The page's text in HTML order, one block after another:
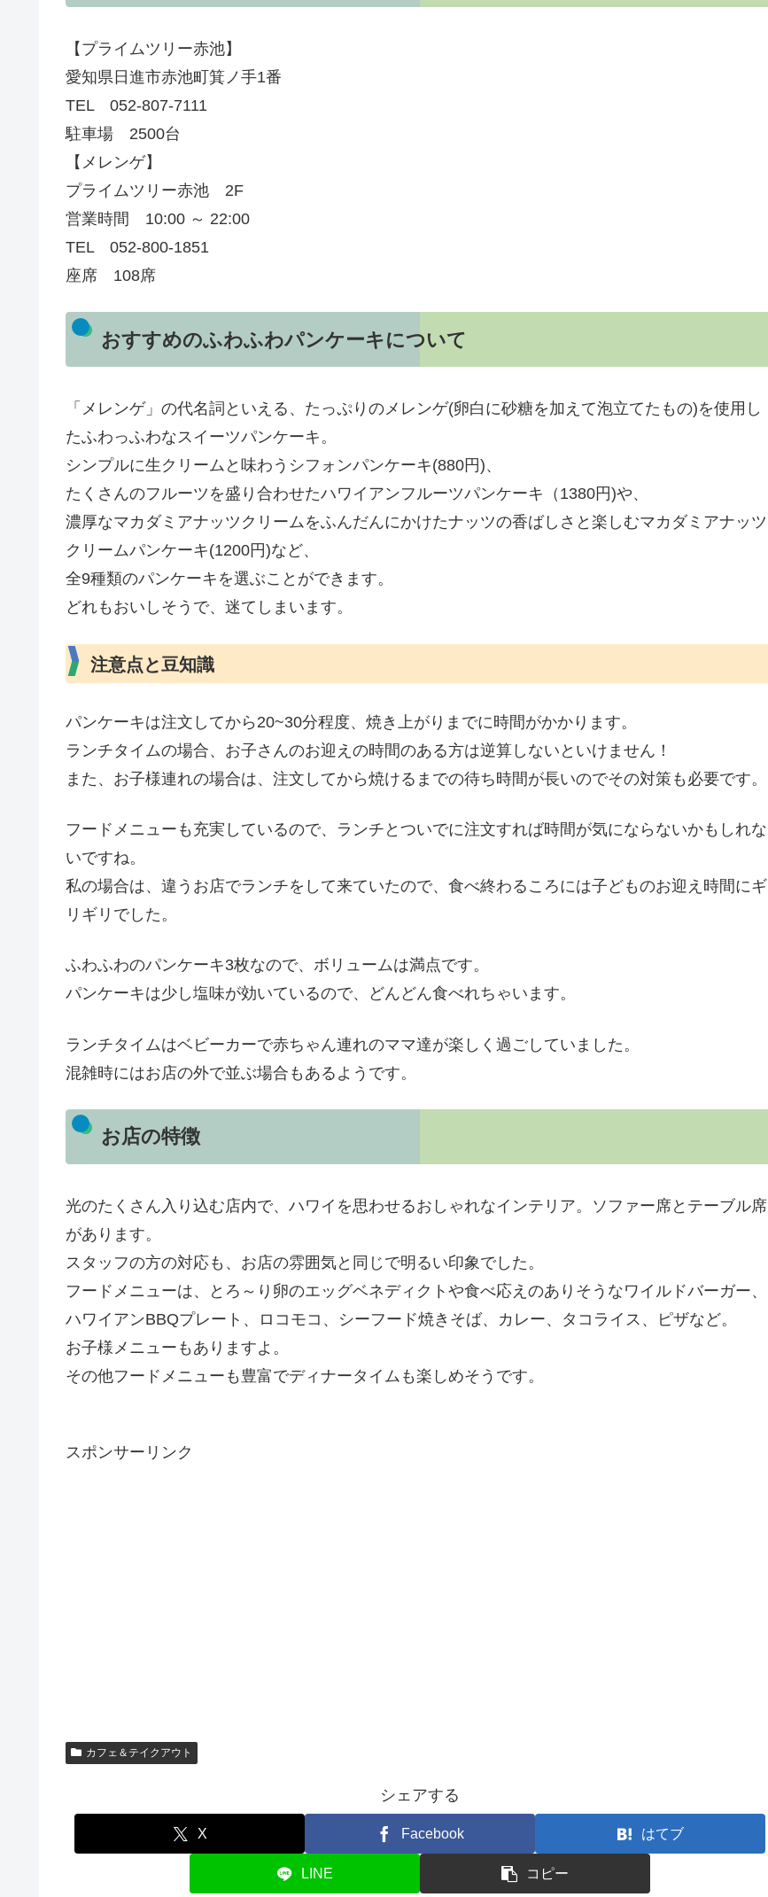
【プライムツリー赤池】
愛知県日進市赤池町箕ノ手1番
TEL 052-807-7111
駐車場 2500台
【メレンゲ】
プライムツリー赤池 2F
営業時間 10:00 ～ 22:00
TEL 052-800-1851
座席 108席
おすすめのふわふわパンケーキについて
「メレンゲ」の代名詞といえる、たっぷりのメレンゲ(卵白に砂糖を加えて泡立てたもの)を使用し
たふわっふわなスイーツパンケーキ。
シンプルに生クリームと味わうシフォンパンケーキ(880円)、
たくさんのフルーツを盛り合わせたハワイアンフルーツパンケーキ（1380円)や、
濃厚なマカダミアナッツクリームをふんだんにかけたナッツの香ばしさと楽しむマカダミアナッツ
クリームパンケーキ(1200円)など、
全9種類のパンケーキを選ぶことができます。
どれもおいしそうで、迷てしまいます。
注意点と豆知識
パンケーキは注文してから20~30分程度、焼き上がりまでに時間がかかります。
ランチタイムの場合、お子さんのお迎えの時間のある方は逆算しないといけません！
また、お子様連れの場合は、注文してから焼けるまでの待ち時間が長いのでその対策も必要です。
フードメニューも充実しているので、ランチとついでに注文すれば時間が気にならないかもしれな
いですね。
私の場合は、違うお店でランチをして来ていたので、食べ終わるころには子どものお迎え時間にギ
リギリでした。
ふわふわのパンケーキ3枚なので、ボリュームは満点です。
パンケーキは少し塩味が効いているので、どんどん食べれちゃいます。
ランチタイムはベビーカーで赤ちゃん連れのママ達が楽しく過ごしていました。
混雑時にはお店の外で並ぶ場合もあるようです。
お店の特徴
光のたくさん入り込む店内で、ハワイを思わせるおしゃれなインテリア。ソファー席とテーブル席
があります。
スタッフの方の対応も、お店の雰囲気と同じで明るい印象でした。
フードメニューは、とろ～り卵のエッグベネディクトや食べ応えのありそうなワイルドバーガー、
ハワイアンBBQプレート、ロコモコ、シーフード焼きそば、カレー、タコライス、ピザなど。
お子様メニューもありますよ。
その他フードメニューも豊富でディナータイムも楽しめそうです。
スポンサーリンク
カフェ＆テイクアウト
シェアする
X Facebook はてブ
LINE コピー